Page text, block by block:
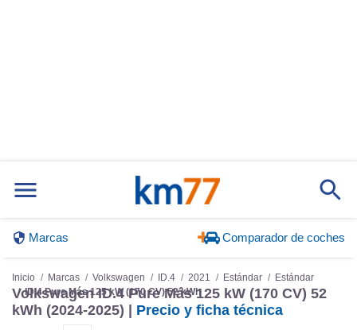
Inicio Marcas Volkswagen ID.4 2021 Estándar
Estándar
ID.4 Pure Más 125 kW (170 CV) 52 kWh
Volkswagen ID.4 Pure Más 125 kW (170 CV) 52
kWh (2024-2025) |
Precio y ficha técnica